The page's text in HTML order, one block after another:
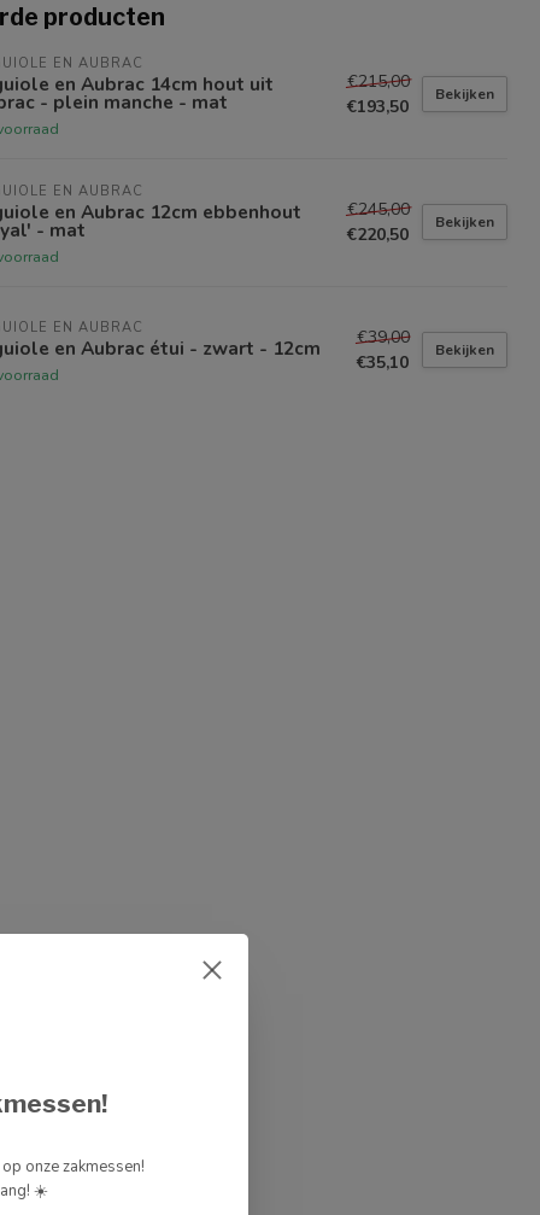
producten
EN AUBRAC
en Aubrac 14cm hout uit
- plein manche - mat
€215,00
€193,50
Bekijken
EN AUBRAC
en Aubrac 12cm ebbenhout
- mat
€245,00
€220,50
Bekijken
EN AUBRAC
en Aubrac étui - zwart - 12cm
€39,00
€35,10
Bekijken
onze zakmessen!
☀️